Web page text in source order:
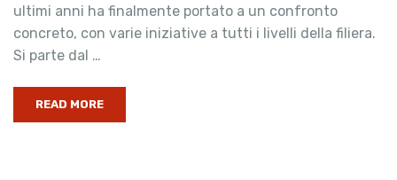
ultimi anni ha finalmente portato a un confronto
concreto, con varie iniziative a tutti i livelli della filiera.
Si parte dal …
READ MORE